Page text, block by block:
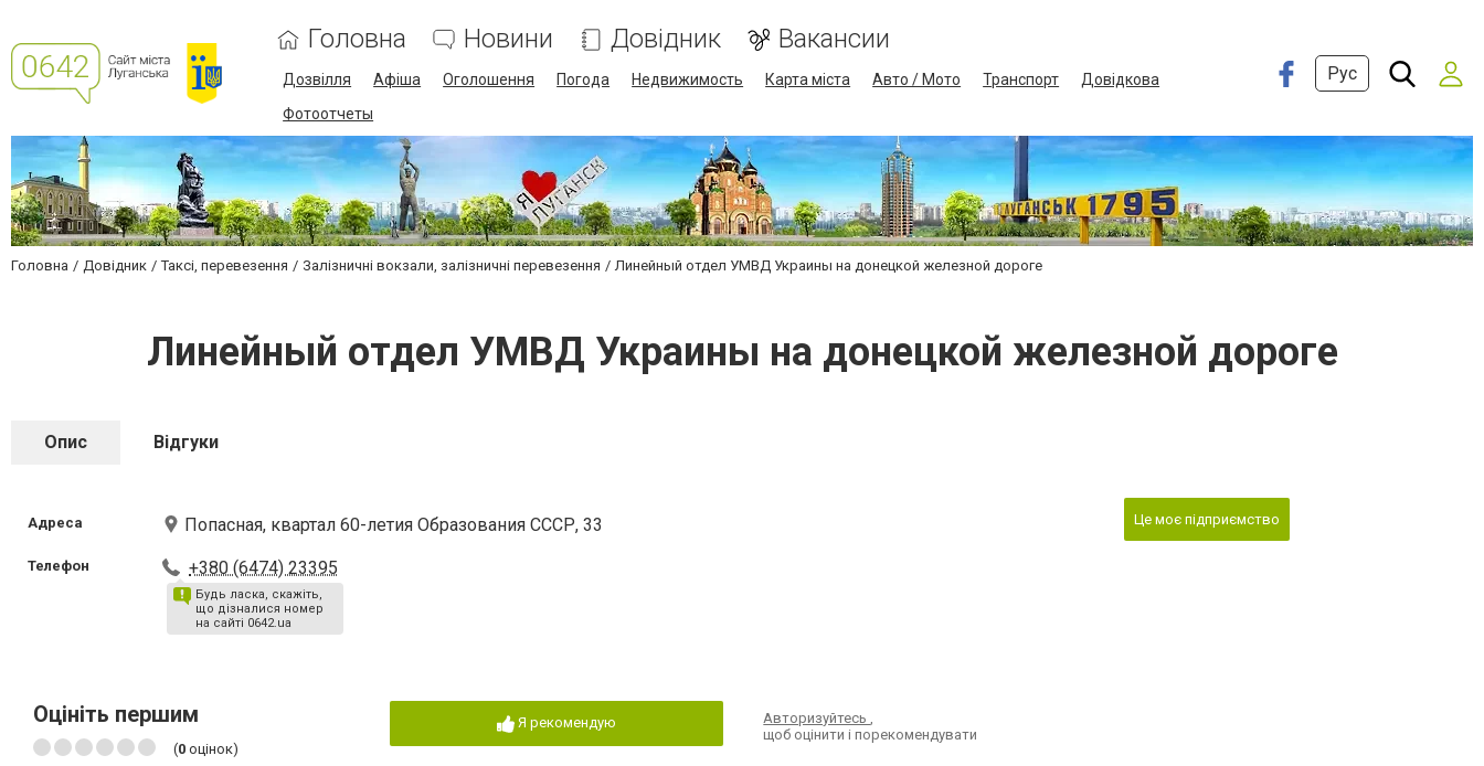
Головна Новини Довідник Вакансии
Дозвілля Афіша Оголошення Погода Недвижимость Карта міста Авто / Мото Транспорт
Довідкова
Фотоотчеты
Рус
Головна Довідник Таксі, перевезення Залізничні вокзали, залізничні перевезення Линейный отдел УМВД Украины на донецкой железной дороге
Линейный отдел УМВД Украины на донецкой железной дороге
Опис Відгуки
Адреса Попасная, квартал 60-летия Образования СССР, 33
Телефон +380 (6474) 23395
Будь ласка, скажіть,
що дізналися номер
на сайті 0642.ua
Оцініть першим
(0 оцінок)
Я рекомендую Авторизуйтесь,
щоб оцінити і порекомендувати
Це моє підприємство